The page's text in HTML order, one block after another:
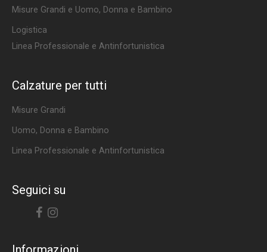
Misure Grandi e Uomo, Donna e Bambino
Logistica
Linea Professionale e Antinfortunistica
Calzature per tutti
Misure Grandi
Uomo, Donna e Bambino
Linea Professionale e Antinfortunistica
Seguici su